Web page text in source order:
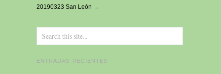
20190323 San León →
ENTRADAS RECIENTES